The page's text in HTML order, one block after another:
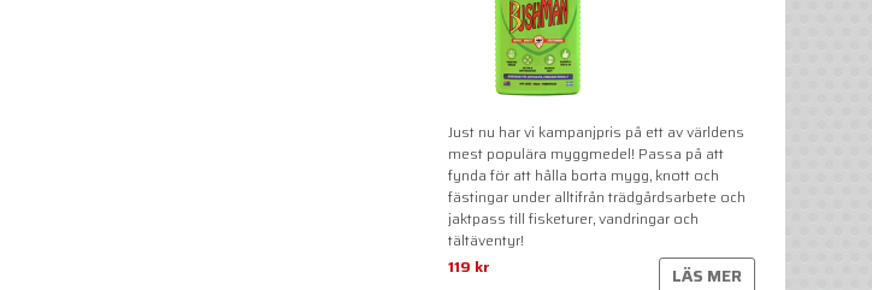
Just nu har vi kampanjpris på ett av världens
mest populära myggmedel! Passa på att
fynda för att hålla borta mygg, knott och
fästingar under alltifrån trädgårdsarbete och
jaktpass till fisketurer, vandringar och
tältäventyr!
119 kr
LÄS MER